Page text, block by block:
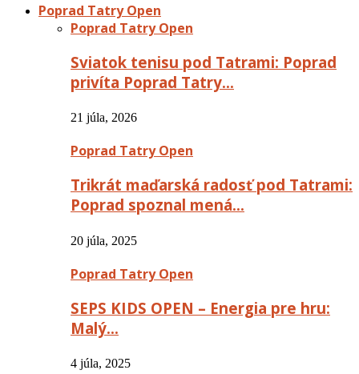
Poprad Tatry Open
Poprad Tatry Open
Sviatok tenisu pod Tatrami: Poprad
privíta Poprad Tatry…
21 júla, 2026
Poprad Tatry Open
Trikrát maďarská radosť pod Tatrami:
Poprad spoznal mená…
20 júla, 2025
Poprad Tatry Open
SEPS KIDS OPEN – Energia pre hru:
Malý…
4 júla, 2025